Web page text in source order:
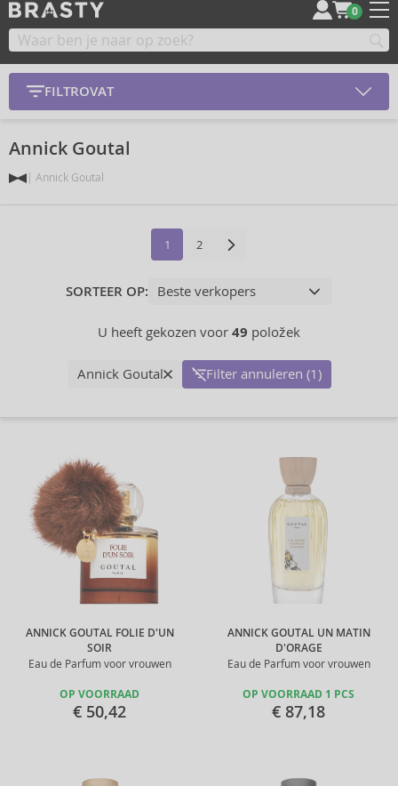
0
FILTROVAT
Annick Goutal
Annick Goutal
1 2
SORTEER OP:
U heeft gekozen voor 49 položek
Annick Goutal Filter annuleren (1)
ANNICK GOUTAL FOLIE D'UN
SOIR
Eau de Parfum voor vrouwen
OP VOORRAAD
€ 50,42
ANNICK GOUTAL UN MATIN
D'ORAGE
Eau de Parfum voor vrouwen
OP VOORRAAD 1 PCS
€ 87,18